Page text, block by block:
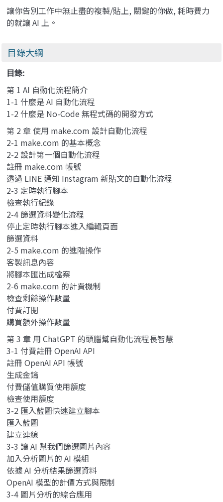
讓你告別工作中無止盡的複製/貼上, 關鍵的你做, 耗時費力
的就讓 AI 上。
目錄大綱
目錄:
第 1 AI 自動化流程簡介
1-1 什麼是 AI 自動化流程
1-2 什麼是 No-Code 無程式碼的開發方式
第 2 章 使用 make.com 設計自動化流程
2-1 make.com 的基本概念
2-2 設計第一個自動化流程
註冊 make.com 帳號
透過 LINE 通知 Instagram 新貼文的自動化流程
2-3 定時執行腳本
檢查執行紀錄
2-4 篩選資料變化流程
停止定時執行腳本進入編輯頁面
篩選資料
2-5 make.com 的進階操作
客製訊息內容
將腳本匯出成檔案
2-6 make.com 的計費機制
檢查剩餘操作數量
付費訂閱
購買額外操作數量
第 3 章 用 ChatGPT 的頭腦幫自動化流程長智慧
3-1 付費註冊 OpenAI API
註冊 OpenAI API 帳號
生成金鑰
付費儲值購買使用額度
檢查使用額度
3-2 匯入藍圖快速建立腳本
匯入藍圖
建立連線
3-3 讓 AI 幫我們篩選圖片內容
加入分析圖片的 AI 模組
依據 AI 分析結果篩選資料
OpenAI 模型的計價方式與限制
3-4 圖片分析的綜合應用